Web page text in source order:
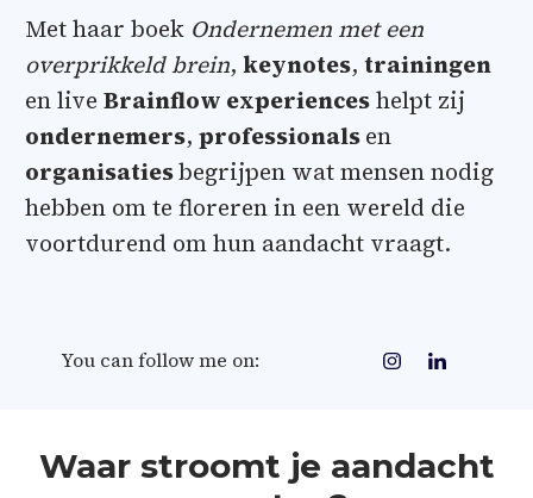
Met haar boek Ondernemen met een
overprikkeld brein, keynotes, trainingen
en live Brainflow experienceshelpt zij
ondernemers, professionalsen
organisatiesbegrijpen wat mensen nodig
hebben om te floreren in een wereld die
voortdurend om hun aandacht vraagt.
You can follow me on:
Waar stroomt je aandacht